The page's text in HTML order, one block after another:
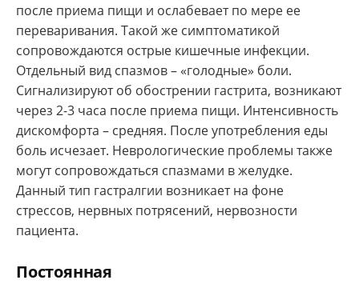
после приема пищи и ослабевает по мере ее
переваривания. Такой же симптоматикой
сопровождаются острые кишечные инфекции.
Отдельный вид спазмов – «голодные» боли.
Сигнализируют об обострении гастрита, возникают
через 2-3 часа после приема пищи. Интенсивность
дискомфорта – средняя. После употребления еды
боль исчезает. Неврологические проблемы также
могут сопровождаться спазмами в желудке.
Данный тип гастралгии возникает на фоне
стрессов, нервных потрясений, нервозности
пациента.
Постоянная